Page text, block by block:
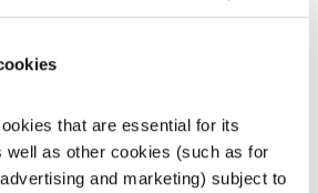
that are essential for its
well as other cookies (such as for
and marketing) subject to
כל יום מחדש
אמיר פרי